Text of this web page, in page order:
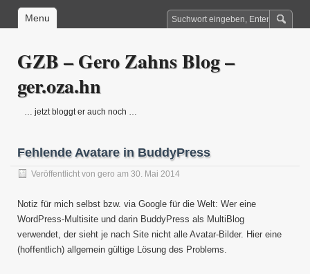
Menu
GZB – Gero Zahns Blog –
ger.oza.hn
… jetzt bloggt er auch noch …
Fehlende Avatare in BuddyPress
Veröffentlicht von gero am 30. Mai 2014
Notiz für mich selbst bzw. via Google für die Welt: Wer eine
WordPress-Multisite und darin BuddyPress als MultiBlog
verwendet, der sieht je nach Site nicht alle Avatar-Bilder. Hier eine
(hoffentlich) allgemein gültige Lösung des Problems.